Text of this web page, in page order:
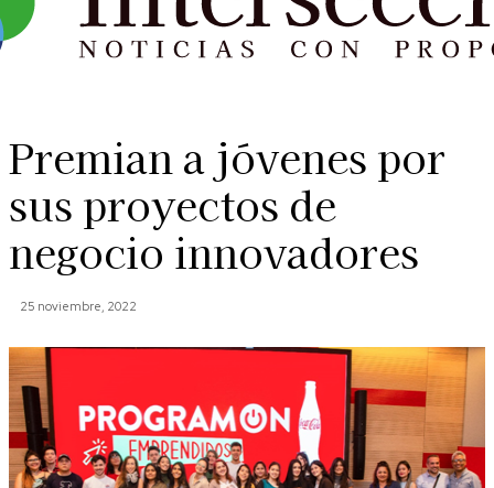
Premian a jóvenes por
sus proyectos de
negocio innovadores
25 noviembre, 2022